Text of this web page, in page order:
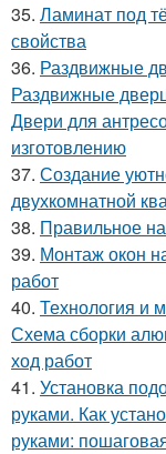
35. Ламинат под
свойства
36. Раздвижные
Раздвижные
Двери для
изготовлению
37. Создание
двухкомнатной
38. Правильное
39. Монтаж окон
работ
40. Технология и
Схема сборки
ход работ
41. Установка
руками. Как
руками: